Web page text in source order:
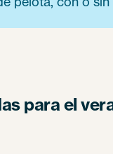
para el